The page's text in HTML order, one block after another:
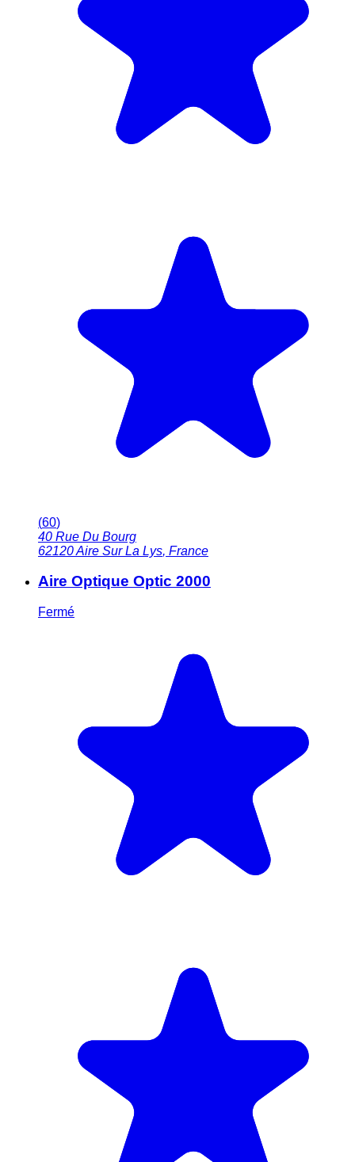
(60)
40 Rue Du Bourg
62120Aire Sur La Lys, France
Aire Optique Optic 2000
Fermé